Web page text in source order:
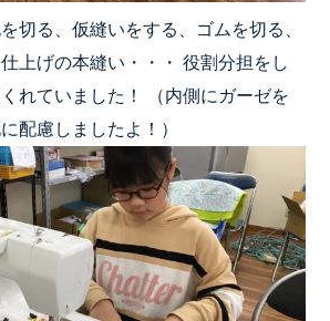
切る、仮縫いをする、ゴムを切る、
上げの本縫い・・・ 役割分担をし
れていました！ （内側にガーゼを
配慮しましたよ！）